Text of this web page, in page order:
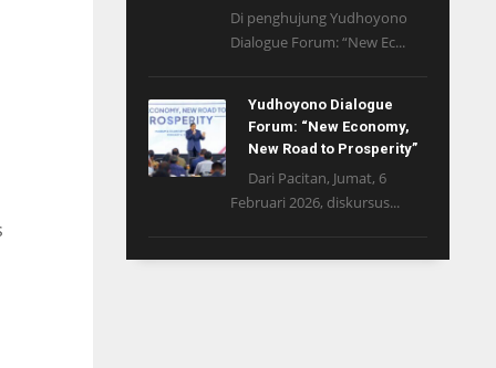
Di penghujung Yudhoyono
Dialogue Forum: “New Ec...
Yudhoyono Dialogue
Forum: “New Economy,
New Road to Prosperity”
Dari Pacitan, Jumat, 6
Februari 2026, diskursus...